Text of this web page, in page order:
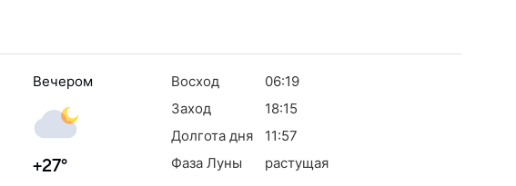
Вечером
+27°
Восход
06:19
Заход
18:15
Долгота дня
11:57
Фаза Луны
растущая